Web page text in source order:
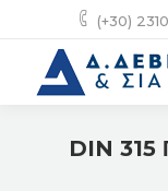
(+30)
DIN 315